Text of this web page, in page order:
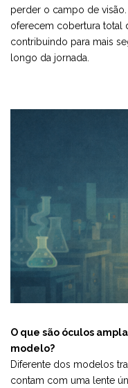
perder o campo de
oferecem cobertura total
contribuindo para mais
longo da jornada.
O que são óculos
modelo?
Diferente dos modelos
contam com uma lente